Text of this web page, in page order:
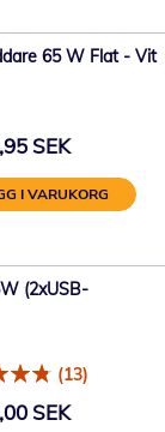
65 W Flat - Vit
SEK
I VARUKORG
(2xUSB-
(13)
SEK